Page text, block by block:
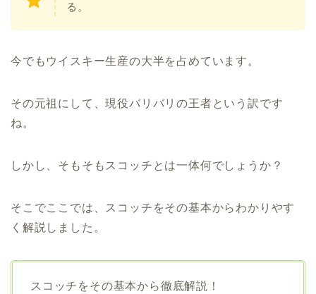
る。
今でもウイスキー生産の大半を占めています。
その元祖にして、現役バリバリの王者という訳です
ね。
しかし、そもそもスコッチとは一体何でしょうか？
そこでここでは、スコッチをその基本からわかりやす
く解説しました。
スコッチをその基本から徹底解説！